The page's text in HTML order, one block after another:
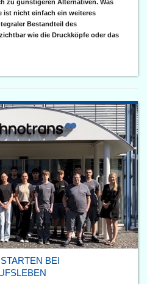
zu günstigeren Alternativen. Was
ist nicht einfach ein weiteres
Bestandteil des
wie die Druckköpfe oder das
BEI